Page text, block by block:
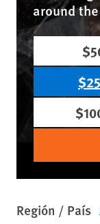
around
Región / País